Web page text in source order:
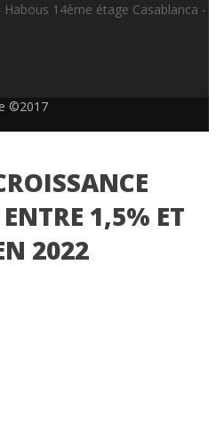
14ème étage Casablanca -
©2017
1,5% ET
2022